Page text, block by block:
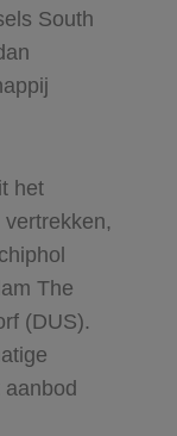
South
het
The
(DUS).